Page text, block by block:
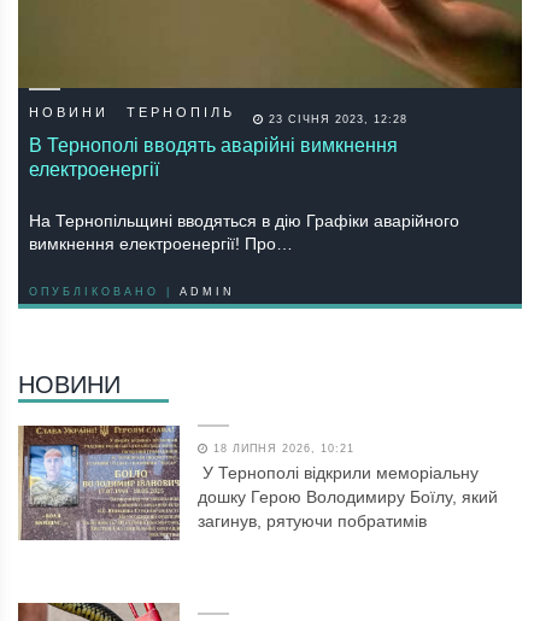
НОВИНИ ТЕРНОПІЛЬ 23 СІЧНЯ 2023, 12:28
В Тернополі вводять аварійні вимкнення
електроенергії
На Тернопільщині вводяться в дію Графіки аварійного
вимкнення електроенергії! Про…
ОПУБЛІКОВАНО | ADMIN
НОВИНИ
18 ЛИПНЯ 2026, 10:21
У Тернополі відкрили меморіальну
дошку Герою Володимиру Боїлу, який
загинув, рятуючи побратимів